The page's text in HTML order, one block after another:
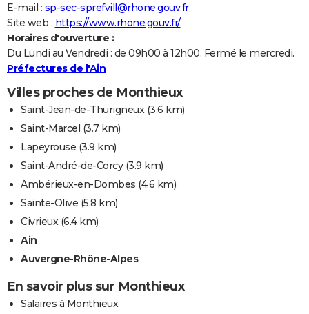
E-mail : sp-sec-sprefvill@rhone.gouv.fr
Site web : https://www.rhone.gouv.fr/
Horaires d'ouverture :
Du Lundi au Vendredi : de 09h00 à 12h00. Fermé le mercredi.
Préfectures de l'Ain
Villes proches de Monthieux
Saint-Jean-de-Thurigneux(3.6 km)
Saint-Marcel (3.7 km)
Lapeyrouse (3.9 km)
Saint-André-de-Corcy(3.9 km)
Ambérieux-en-Dombes (4.6 km)
Sainte-Olive (5.8 km)
Civrieux(6.4 km)
Ain
Auvergne-Rhône-Alpes
En savoir plus sur Monthieux
Salaires à Monthieux